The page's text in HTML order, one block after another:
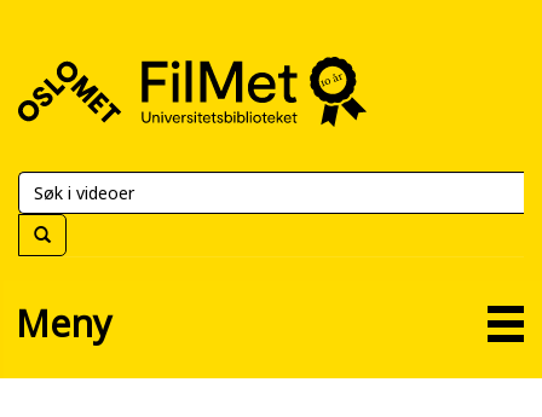
FilMet
Universitetsbiblioteket
Meny